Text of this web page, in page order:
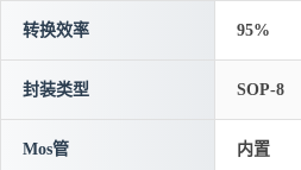
转换效率 95%
封装类型 SOP-8
Mos管 内置